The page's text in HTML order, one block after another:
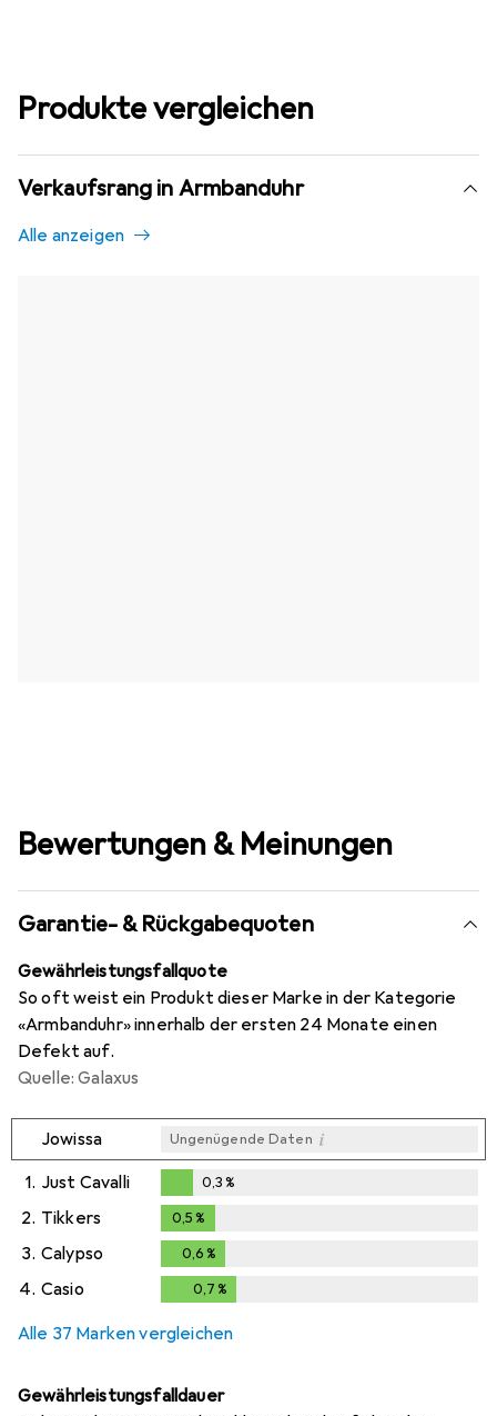
Produkte vergleichen
Verkaufsrang in Armbanduhr
Alle anzeigen
Bewertungen & Meinungen
Garantie- & Rückgabequoten
Gewährleistungsfallquote
So oft weist ein Produkt dieser Marke in der Kategorie
«Armbanduhr» innerhalb der ersten 24 Monate einen
Defekt auf.
Quelle: Galaxus
Jowissa Ungenügende Daten i
1. Just Cavalli
0,3%
0,3%
2. Tikkers 0,5 %
3. Calypso 0,6 %
4. Casio 0,7 %
Alle 37 Marken vergleichen
Gewährleistungsfalldauer